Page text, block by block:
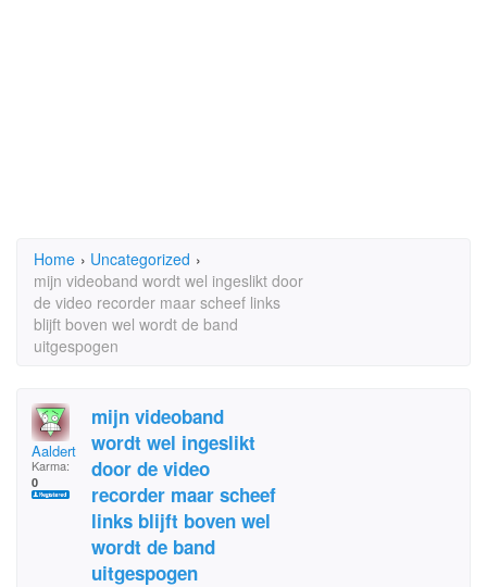
Home › Uncategorized ›
mijn videoband wordt wel ingeslikt door
de video recorder maar scheef links
blijft boven wel wordt de band
uitgespogen
Aaldert
Karma:
0
mijn videoband
wordt wel ingeslikt
door de video
recorder maar scheef
links blijft boven wel
wordt de band
uitgespogen